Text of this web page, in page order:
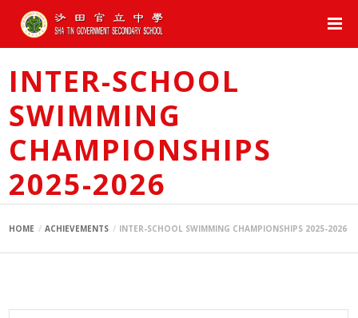
INTER-SCHOOL
SWIMMING
CHAMPIONSHIPS
2025-2026
HOME ACHIEVEMENTS INTER-SCHOOL SWIMMING CHAMPIONSHIPS 2025-2026